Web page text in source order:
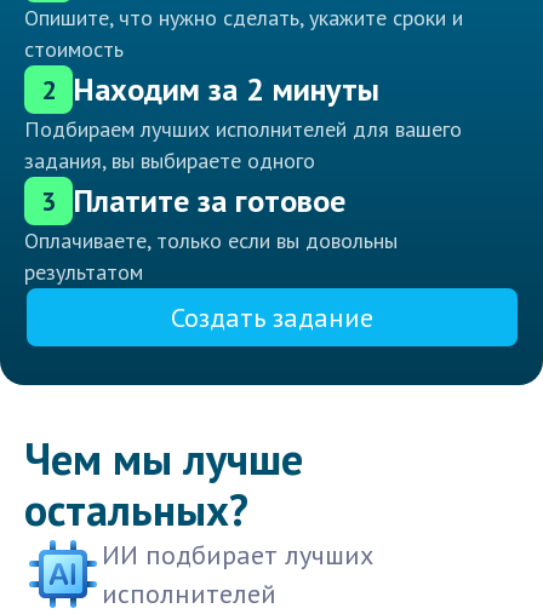
Опишите, что нужно сделать, укажите сроки и
стоимость
2 Находим за 2 минуты
Подбираем лучших исполнителей для вашего
задания, вы выбираете одного
3 Платите за готовое
Оплачиваете, только если вы довольны
результатом
Создать задание
Чем мы лучше
остальных?
ИИ подбирает лучших
исполнителей